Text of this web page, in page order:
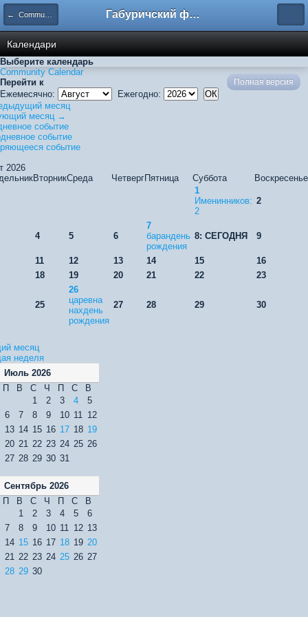
← Community Calendar Габуричский форум
Календари
Выберите календарь
Community Calendar
Перейти к
Ежемесячно:
Ежегодно:
месяц
месяц →
событие
событие
событие
2026
ВторникСреда ЧетвергПятница Суббота
Воскресенье
1
Именинников:
2
2
4 5 6
7
барандень
рождения
8: СЕГОДНЯ 9
11 12 13 14 15
16
18
19 20 21 22 23
25
26
царевна
нахдень
рождения
27 28 29 30
месяц
неделя
Июль 2026
П
В С Ч П С
В
1
2 3 4
5
6
7 8 9 10 11 12
13 14 15 16 17 18 19
20 21 22 23 24 25 26
27 28 29 30 31
Сентябрь 2026
П
В С Ч П С
В
1
2 3 4 5
6
7
8 9 10 11 12 13
14 15 16 17 18 19 20
21 22 23 24 25 26 27
28 29 30
Полная версия